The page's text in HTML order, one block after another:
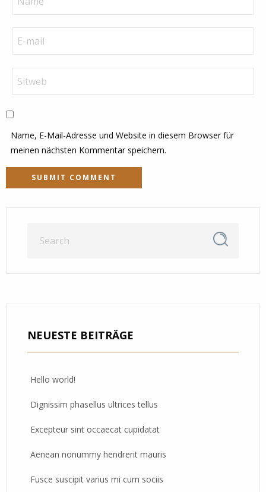
Name, E-Mail-Adresse und Website in diesem Browser für
meinen nächsten Kommentar speichern.
NEUESTE BEITRÄGE
Hello world!
Dignissim phasellus ultrices tellus
Excepteur sint occaecat cupidatat
Aenean nonummy hendrerit mauris
Fusce suscipit varius mi cum sociis